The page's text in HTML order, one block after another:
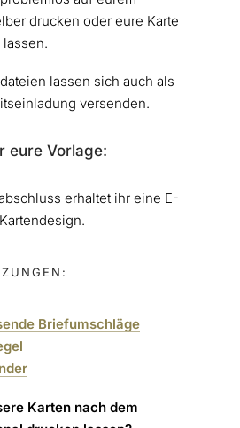
drucken oder eure Karte
lassen sich auch als
versenden.
eure Vorlage:
erhaltet ihr eine E-
Briefumschläge
Karten nach dem